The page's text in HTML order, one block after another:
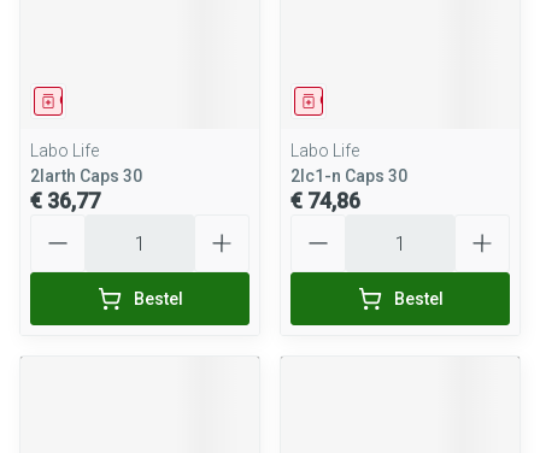
Geneesmiddel
Labo Life
2larth Caps 30
€ 36,77
Bestel
Geneesmiddel
Labo Life
2lc1-n Caps 30
€ 74,86
Bestel